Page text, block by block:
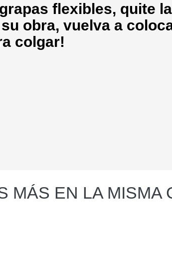
flexibles, quite
obra, vuelva a
colgar!
MÁS EN LA MISMA